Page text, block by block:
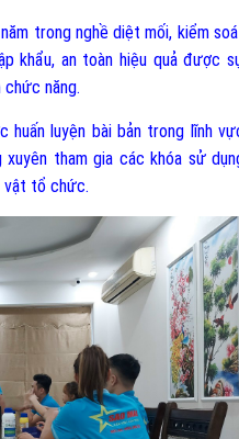
trong nghề diệt mối, kiểm
khẩu, an toàn hiệu quả được
năng.
luyện bài bản trong lĩnh
tham gia các khóa sử
vật tổ chức.